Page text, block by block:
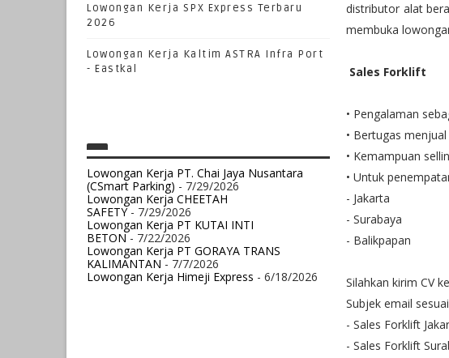
Lowongan Kerja SPX Express Terbaru
2026
Lowongan Kerja Kaltim ASTRA Infra Port
- Eastkal
Lowongan Kerja PT. Chai Jaya Nusantara
(CSmart Parking) - 7/29/2026
Lowongan Kerja CHEETAH
SAFETY- 7/29/2026
Lowongan Kerja PT KUTAI INTI
BETON- 7/22/2026
Lowongan Kerja PT GORAYA TRANS
KALIMANTAN- 7/7/2026
Lowongan Kerja Himeji Express - 6/18/2026
distributor alat
membuka
Sales Forklift
• Pengalaman
• Bertugas
• Kemampuan
• Untuk
- Jakarta
- Surabaya
- Balikpapan
Silahkan kirim CV
Subjek email
- Sales Forklift
- Sales Forklift